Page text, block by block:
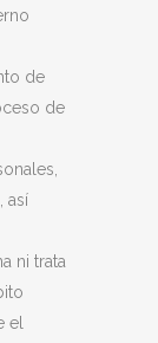
de
de
así
ni trata
el